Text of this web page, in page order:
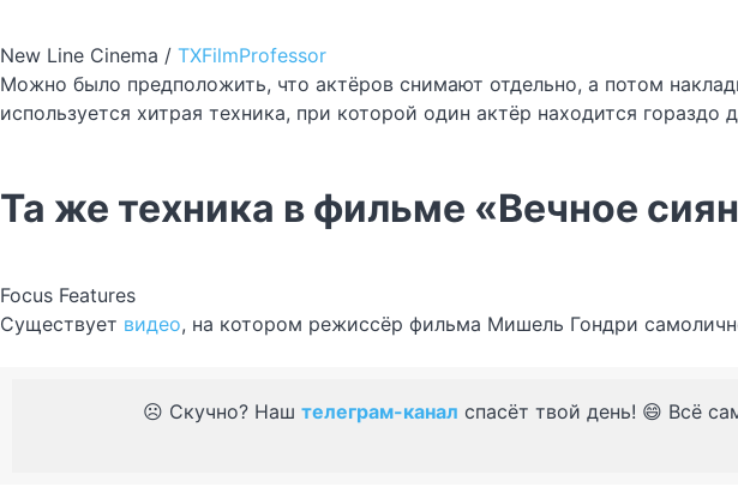
New Line Cinema / TXFilmProfessor
Можно было предположить, что актёров снимают отдельно, а потом
используется хитрая техника, при которой один актёр находится
Та же техника в фильме «Вечное
Focus Features
Существует видео, на котором режиссёр фильма Мишель Гондри
☹️ Скучно? Наш телеграм-канал спасёт твой день! 😄 Всё